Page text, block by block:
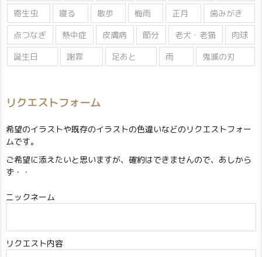
寄生虫
寝る 散歩 梅雨 正月
歯みがき
点つなぎ
熱中症 皮膚病 節分 老犬・老猫
肉球
誕生日
謝罪 足あと 雨 鬼滅の刃
リクエストフォーム
希望のイラストや既存のイラストの色違いなどのリクエストフォー
ムです。
ご希望に添えたいと思いますが、確約はできませんので、あしから
ず・・
ニックネーム
リクエスト内容